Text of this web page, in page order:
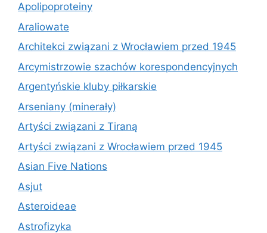
Apolipoproteiny
Araliowate
Architekci związani z Wrocławiem przed 1945
Arcymistrzowie szachów korespondencyjnych
Argentyńskie kluby piłkarskie
Arseniany (minerały)
Artyści związani z Tiraną
Artyści związani z Wrocławiem przed 1945
Asian Five Nations
Asjut
Asteroideae
Astrofizyka